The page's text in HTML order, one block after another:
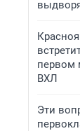
первом
ВХЛ
Эти